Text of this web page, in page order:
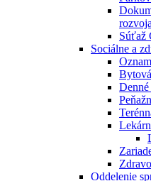
Súťaž
Sociálne a
Denné
Oddelenie